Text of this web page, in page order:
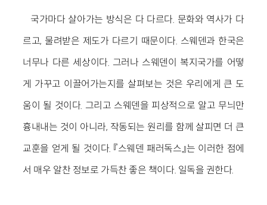
국가마다 살아가는 방식은 다 다르다. 문화와 역사가 다
르고, 물려받은 제도가 다르기 때문이다. 스웨덴과 한국은
너무나 다른 세상이다. 그러나 스웨덴이 복지국가를 어떻
게 가꾸고 이끌어가는지를 살펴보는 것은 우리에게 큰 도
움이 될 것이다. 그리고 스웨덴을 피상적으로 알고 무늬만
흉내내는 것이 아니라, 작동되는 원리를 함께 살피면 더 큰
교훈을 얻게 될 것이다. 『스웨덴 패러독스』는 이러한 점에
서 매우 알찬 정보로 가득찬 좋은 책이다. 일독을 권한다.